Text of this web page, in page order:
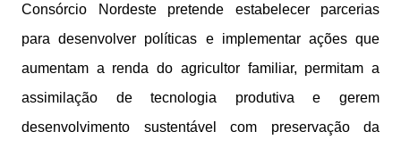
Consórcio Nordeste pretende estabelecer parcerias
para desenvolver políticas e implementar ações que
aumentam a renda do agricultor familiar, permitam a
assimilação de tecnologia produtiva e gerem
desenvolvimento sustentável com preservação da